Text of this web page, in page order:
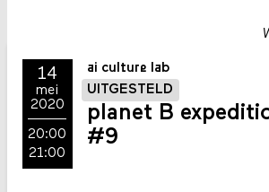
14
mei
2020
20:00
21:00
ai culture lab
UITGESTELD
planet B
#9